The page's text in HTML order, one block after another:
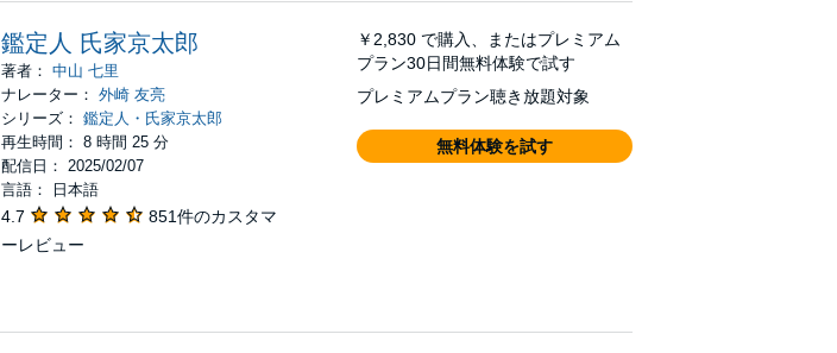
鑑定人 氏家京太郎
著者：中山 七里
ナレーター：外崎 友亮
シリーズ：鑑定人・氏家京太郎
再生時間： 8 時間 25 分
配信日： 2025/02/07
言語： 日本語
4.7
851件のカスタマ
ーレビュー
￥2,830 で購入、またはプレミアム
プラン30日間無料体験で試す
プレミアムプラン聴き放題対象
無料体験を試す